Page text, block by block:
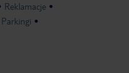
Reklamacje
Parkingi